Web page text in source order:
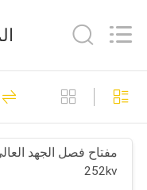
الصفحة
الرئيسية
منتجات
(Group)
Co.,Ltd..
Reserved.
المدمجة
81
مفتاح فصل الجهد
252kv